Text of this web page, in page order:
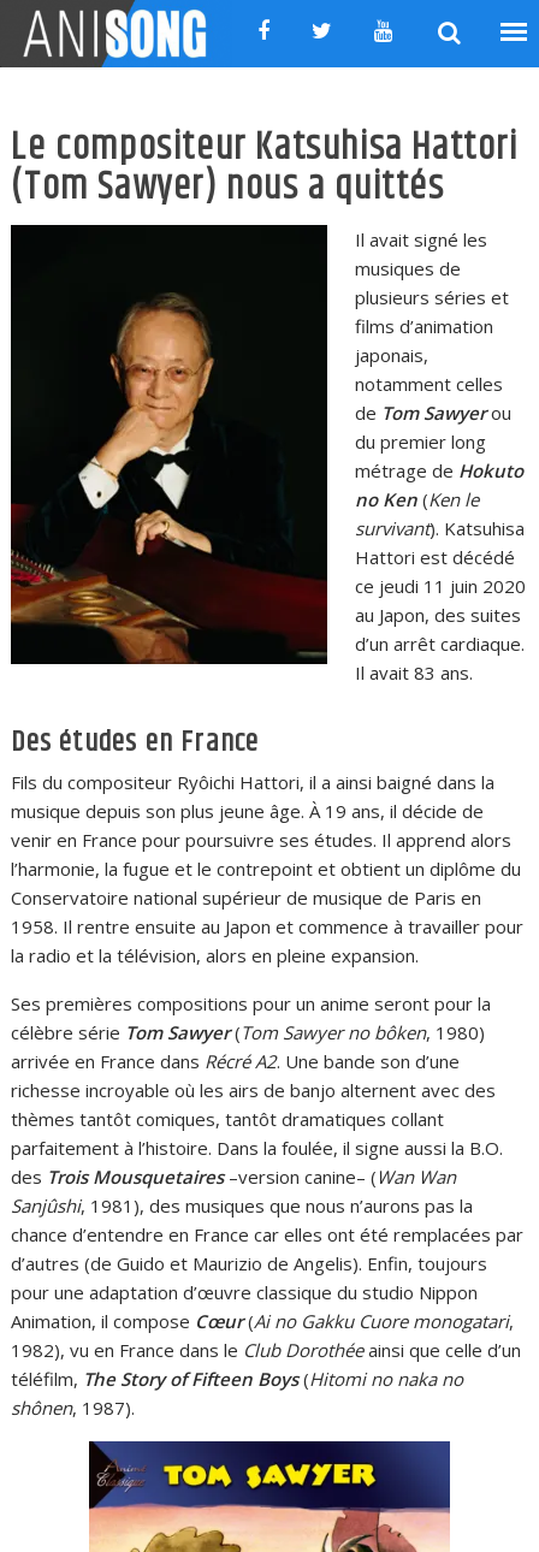
content
Le compositeur Katsuhisa Hattori
(Tom Sawyer) nous a quittés
Il avait signé les
musiques de
plusieurs séries et
films d’animation
japonais,
notamment celles
de Tom Sawyerou
du premier long
métrage de Hokuto
no Ken(Ken le
survivant). Katsuhisa
Hattori est décédé
ce jeudi 11 juin 2020
au Japon, des suites
d’un arrêt cardiaque.
Il avait 83 ans.
Des études en France
Fils du compositeur Ryôichi Hattori, il a ainsi baigné dans la
musique depuis son plus jeune âge. À 19 ans, il décide de
venir en France pour poursuivre ses études. Il apprend alors
l’harmonie, la fugue et le contrepoint et obtient un diplôme du
Conservatoire national supérieur de musique de Paris en
1958. Il rentre ensuite au Japon et commence à travailler pour
la radio et la télévision, alors en pleine expansion.
Ses premières compositions pour un anime seront pour la
célèbre série Tom Sawyer(Tom Sawyer no bôken, 1980)
arrivée en France dans Récré A2. Une bande son d’une
richesse incroyable où les airs de banjo alternent avec des
thèmes tantôt comiques, tantôt dramatiques collant
parfaitement à l’histoire. Dans la foulée, il signe aussi la B.O.
des Trois Mousquetaires–version canine– ( Wan Wan
Sanjûshi, 1981), des musiques que nous n’aurons pas la
chance d’entendre en France car elles ont été remplacées par
d’autres (de Guido et Maurizio de Angelis). Enfin, toujours
pour une adaptation d’œuvre classique du studio Nippon
Animation, il compose Cœur(Ai no Gakku Cuore monogatari,
1982), vu en France dans le Club Dorothéeainsi que celle d’un
téléfilm, The Story of Fifteen Boys(Hitomi no naka no
shônen, 1987).